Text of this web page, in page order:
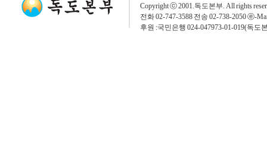
Copyright ⓒ 2001.독도본부. All rights
전화 02-747-3588 전송 02-738-2050 ⓔ-
후원 :국민은행 024-047973-01-019(독도